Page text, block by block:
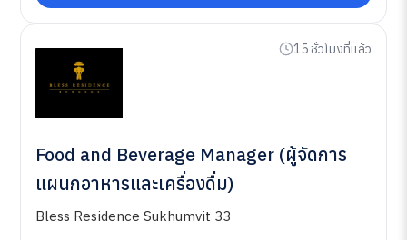
15 ชั่วโมงที่แล้ว
Food and Beverage Manager (ผู้จัดการ
แผนกอาหารและเครื่องดื่ม)
Bless Residence Sukhumvit 33